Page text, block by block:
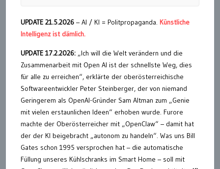
UPDATE 21.5.2026 – AI / KI = Politpropaganda. Künstliche
Intelligenz ist dämlich.
UPDATE 17.2.2026: „Ich will die Welt verändern und die
Zusammenarbeit mit Open AI ist der schnellste Weg, dies
für alle zu erreichen“, erklärte der oberösterreichische
Softwareentwickler Peter Steinberger, der von niemand
Geringerem als OpenAI-Gründer Sam Altman zum „Genie
mit vielen erstaunlichen Ideen“ erhoben wurde. Furore
machte der Oberösterreicher mit „OpenClaw“ – damit hat
der der KI beigebracht „autonom zu handeln“. Was uns Bill
Gates schon 1995 versprochen hat – die automatische
Füllung unseres Kühlschranks im Smart Home – soll mit